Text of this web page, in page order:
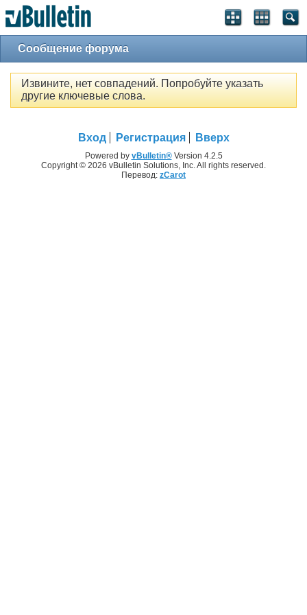
Сообщение форума
Извините, нет совпадений. Попробуйте указать
другие ключевые слова.
Вход Регистрация Вверх
Powered by vBulletin®Version 4.2.5
Copyright © 2026 vBulletin Solutions, Inc. All rights reserved.
Перевод: zCarot